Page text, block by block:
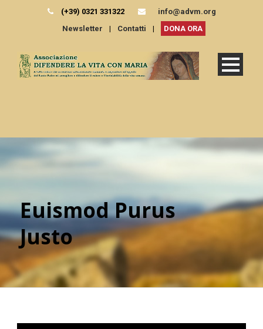
(+39) 0321 331322
info@advm.org
Newsletter
| Contatti | DONA ORA
Euismod Purus
Justo